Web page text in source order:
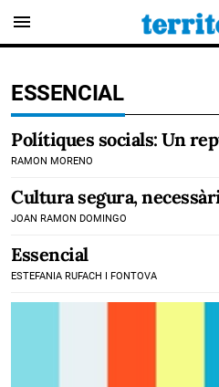
menu
ESSENCIAL
Polítiques socials: Un
RAMON MORENO
Cultura segura,
JOAN RAMON DOMINGO
Essencial
ESTEFANIA RUFACH I FONTOVA